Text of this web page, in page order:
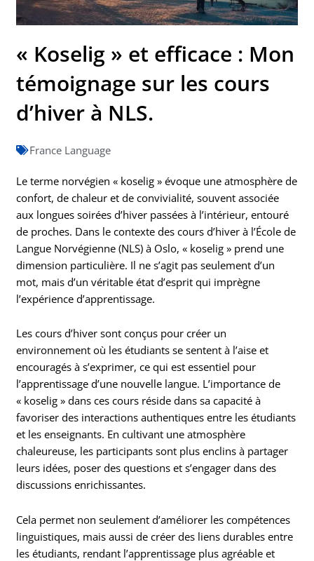
« Koselig » et efficace : Mon
témoignage sur les cours
d’hiver à NLS.
France Language
Le terme norvégien « koselig » évoque une atmosphère de
confort, de chaleur et de convivialité, souvent associée
aux longues soirées d’hiver passées à l’intérieur, entouré
de proches. Dans le contexte des cours d’hiver à l’École de
Langue Norvégienne (NLS) à Oslo, « koselig » prend une
dimension particulière. Il ne s’agit pas seulement d’un
mot, mais d’un véritable état d’esprit qui imprègne
l’expérience d’apprentissage.
Les cours d’hiver sont conçus pour créer un
environnement où les étudiants se sentent à l’aise et
encouragés à s’exprimer, ce qui est essentiel pour
l’apprentissage d’une nouvelle langue. L’importance de
« koselig » dans ces cours réside dans sa capacité à
favoriser des interactions authentiques entre les étudiants
et les enseignants. En cultivant une atmosphère
chaleureuse, les participants sont plus enclins à partager
leurs idées, poser des questions et s’engager dans des
discussions enrichissantes.
Cela permet non seulement d’améliorer les compétences
linguistiques, mais aussi de créer des liens durables entre
les étudiants, rendant l’apprentissage plus agréable et